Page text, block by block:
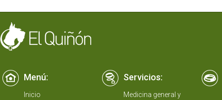
Menú: Servicios:
Inicio
Medicina general y